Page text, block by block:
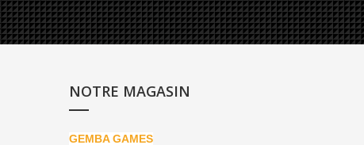
NOTRE MAGASIN
GEMBA GAMES